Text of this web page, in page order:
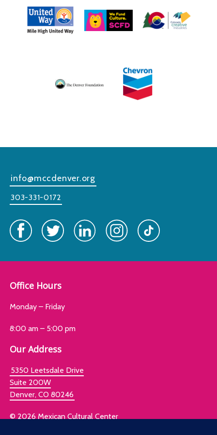
info@mccdenver.org
303-331-0172
Office Hours
Monday – Friday
8:00 am – 5:00 pm
Our Address
5350 Leetsdale Drive
Suite 200W
Denver, CO 80246
© 2026 Mexican Cultural Center